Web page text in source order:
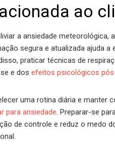
ao
a ansiedade meteorológica,
segura e atualizada ajuda a
praticar técnicas de
e dos efeitos psicológicos
uma rotina diária e manter
para ansiedade. Preparar-se
de controle e reduz o medo